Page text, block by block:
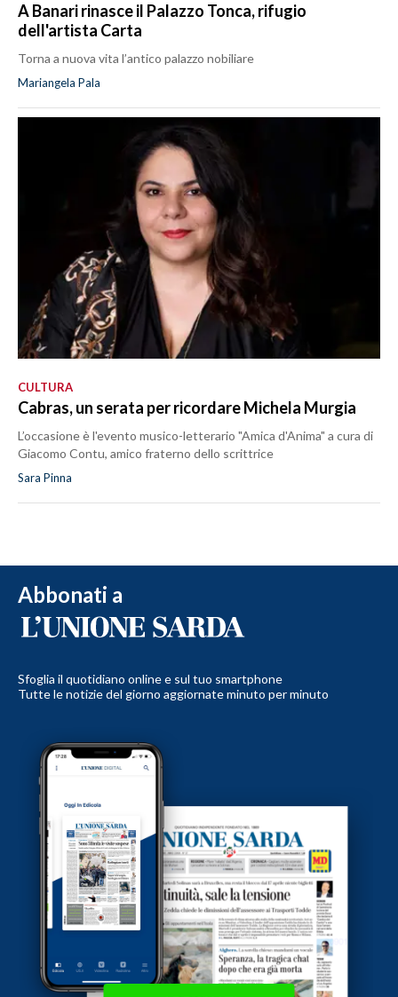
A Banari rinasce il Palazzo Tonca, rifugio
dell'artista Carta
Torna a nuova vita l’antico palazzo nobiliare
Mariangela Pala
CULTURA
Cabras, un serata per ricordare Michela Murgia
L’occasione è l'evento musico-letterario "Amica d'Anima" a cura di
Giacomo Contu, amico fraterno dello scrittrice
Sara Pinna
Abbonati a
Sfoglia il quotidiano online e sul tuo smartphone
Tutte le notizie del giorno aggiornate minuto per minuto